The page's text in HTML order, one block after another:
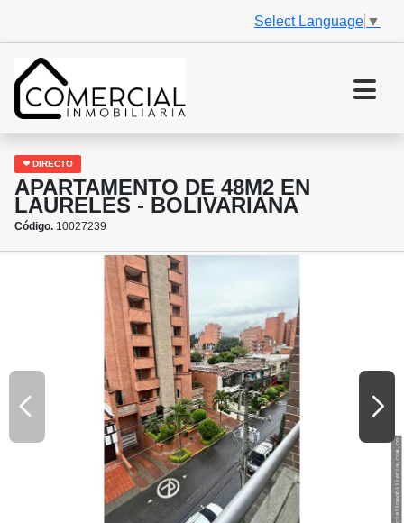
Select Language ▼
❤ DIRECTO
APARTAMENTO DE 48M2 EN
LAURELES - BOLIVARIANA
Código. 10027239